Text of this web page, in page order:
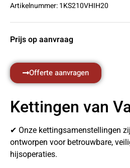
Artikelnummer:1KS210VHIH20
Prijs op aanvraag
Offerte aanvragen
Kettingen van
✔ Onze kettingsamenstellingen
ontworpen voor betrouwbare,
hijsoperaties.